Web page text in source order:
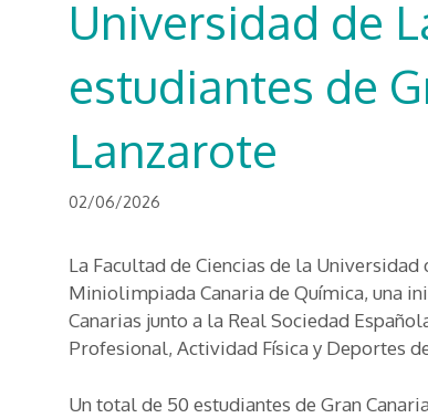
Universidad de
estudiantes de
Lanzarote
02/06/2026
La Facultad de Ciencias de la
Miniolimpiada Canaria de Química, una
Canarias junto a la Real Sociedad
Profesional, Actividad Física y Deportes
Un total de 50 estudiantes de Gran